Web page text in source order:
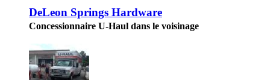
DeLeon Springs Hardware
Concessionnaire U-Haul dans le voisinage